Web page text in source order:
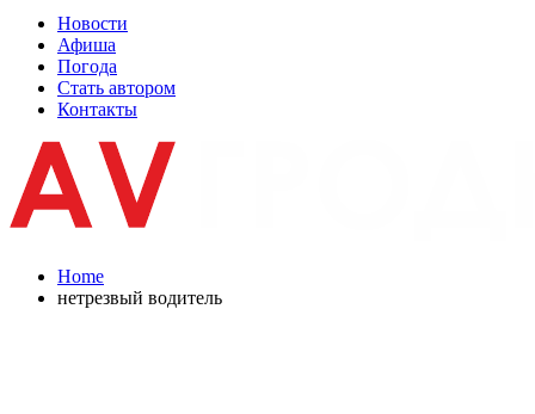
Новости
Афиша
Погода
Стать автором
Контакты
Home
нетрезвый водитель